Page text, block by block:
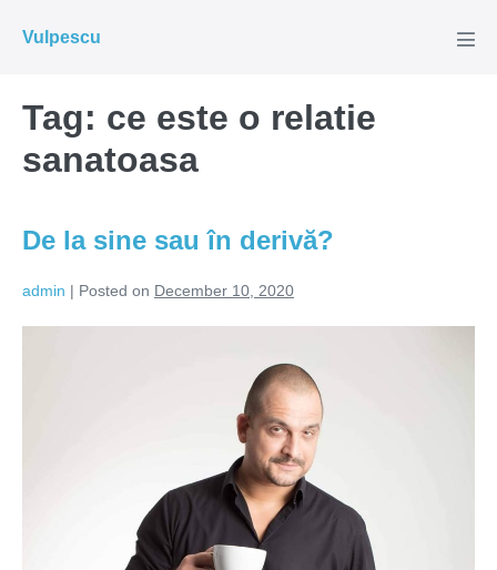
Vulpescu
Tag: ce este o relatie
sanatoasa
De la sine sau în derivă?
admin | Posted on December 10, 2020